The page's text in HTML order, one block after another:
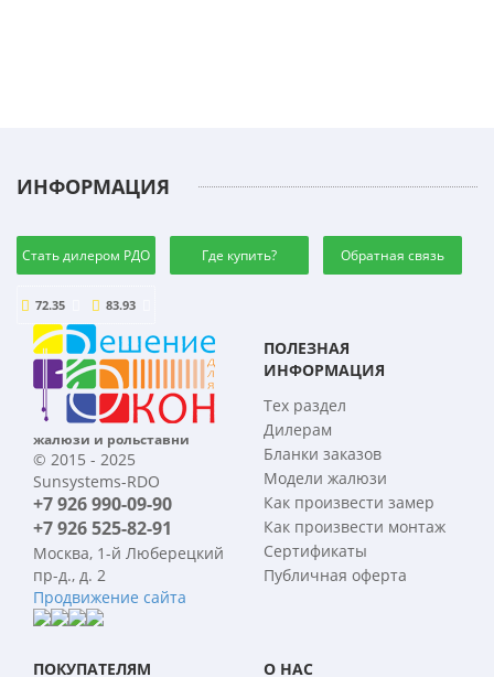
ИНФОРМАЦИЯ
Стать дилером РДО Где купить? Обратная связь
72.35 83.93
жалюзи и рольставни
© 2015 - 2025
Sunsystems-RDO
+7 926 990-09-90
+7 926 525-82-91
Москва, 1-й Люберецкий
пр-д., д. 2
Продвижение сайта
ПОЛЕЗНАЯ
ИНФОРМАЦИЯ
Тех раздел
Дилерам
Бланки заказов
Модели жалюзи
Как произвести замер
Как произвести монтаж
Сертификаты
Публичная оферта
ПОКУПАТЕЛЯМ О НАС